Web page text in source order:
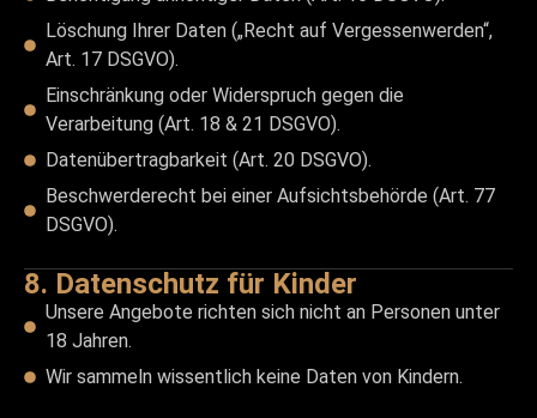
Löschung Ihrer Daten („Recht auf Vergessenwerden“,
Art. 17 DSGVO).
Einschränkung oder Widerspruch gegen die
Verarbeitung (Art. 18 & 21 DSGVO).
Datenübertragbarkeit (Art. 20 DSGVO).
Beschwerderecht bei einer Aufsichtsbehörde (Art. 77
DSGVO).
8. Datenschutz für Kinder
Unsere Angebote richten sich nicht an Personen unter
18 Jahren.
Wir sammeln wissentlich keine Daten von Kindern.